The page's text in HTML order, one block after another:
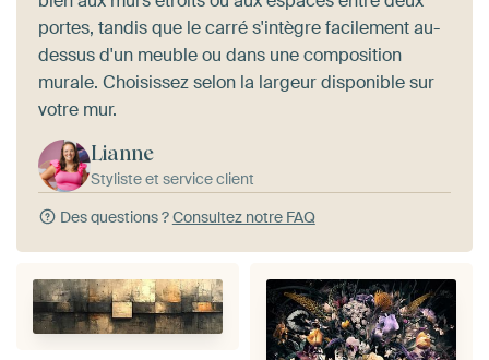
portes, tandis que le carré s'intègre facilement au-
dessus d'un meuble ou dans une composition
murale. Choisissez selon la largeur disponible sur
votre mur.
Lianne
Styliste et service client
Des questions ?Consultez notre FAQ